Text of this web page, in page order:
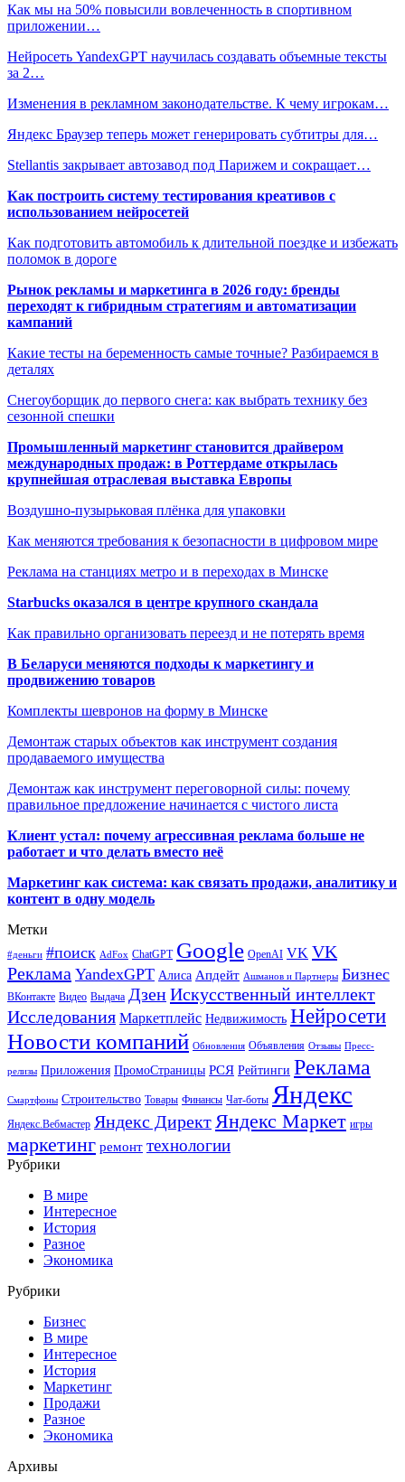
Как мы на 50% повысили вовлеченность в спортивном
приложении…
Нейросеть YandexGPT научилась создавать объемные тексты
за 2…
Изменения в рекламном законодательстве. К чему игрокам…
Яндекс Браузер теперь может генерировать субтитры для…
Stellantis закрывает автозавод под Парижем и сокращает…
Как построить систему тестирования креативов с
использованием нейросетей
Как подготовить автомобиль к длительной поездке и избежать
поломок в дороге
Рынок рекламы и маркетинга в 2026 году: бренды
переходят к гибридным стратегиям и автоматизации
кампаний
Какие тесты на беременность самые точные? Разбираемся в
деталях
Снегоуборщик до первого снега: как выбрать технику без
сезонной спешки
Промышленный маркетинг становится драйвером
международных продаж: в Роттердаме открылась
крупнейшая отраслевая выставка Европы
Воздушно-пузырьковая плёнка для упаковки
Как меняются требования к безопасности в цифровом мире
Реклама на станциях метро и в переходах в Минске
Starbucks оказался в центре крупного скандала
Как правильно организовать переезд и не потерять время
В Беларуси меняются подходы к маркетингу и
продвижению товаров
Комплекты шевронов на форму в Минске
Демонтаж старых объектов как инструмент создания
продаваемого имущества
Демонтаж как инструмент переговорной силы: почему
правильное предложение начинается с чистого листа
Клиент устал: почему агрессивная реклама больше не
работает и что делать вместо неё
Маркетинг как система: как связать продажи, аналитику и
контент в одну модель
Метки
#деньги #поиск AdFox ChatGPT Google OpenAI VK VK
Реклама YandexGPT Алиса Апдейт Ашманов и Партнеры Бизнес
ВКонтакте Видео Выдача ДзенИскусственный интеллект
Исследования Маркетплейс Недвижимость Нейросети
Новости компаний Обновления Объявления Отзывы Пресс-
релизы Приложения ПромоСтраницы РСЯ Рейтинги Реклама
Смартфоны Строительство Товары Финансы Чат-боты Яндекс
Яндекс.Вебмастер Яндекс Директ Яндекс Маркет игры
маркетинг ремонт технологии
Рубрики
В мире
Интересное
История
Разное
Экономика
Рубрики
Бизнес
В мире
Интересное
История
Маркетинг
Продажи
Разное
Экономика
Архивы